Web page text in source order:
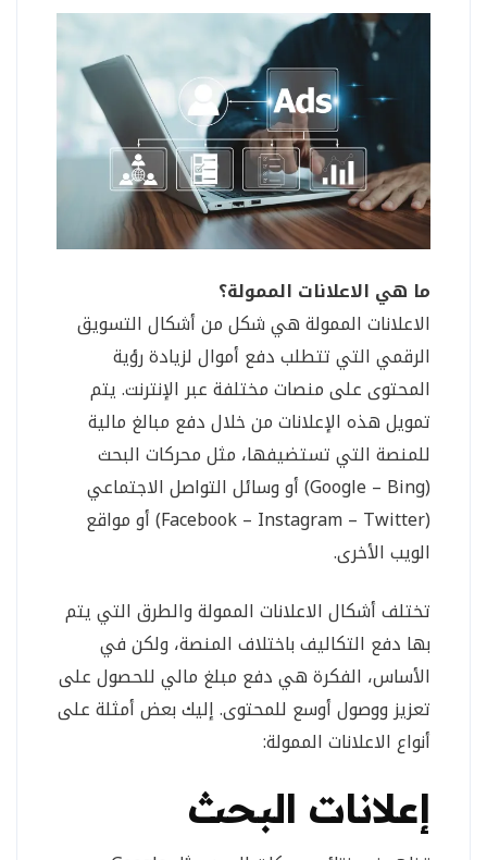
ما هي الاعلانات الممولة؟
الاعلانات الممولة هي شكل من أشكال التسويق
الرقمي التي تتطلب دفع أموال لزيادة رؤية
المحتوى على منصات مختلفة عبر الإنترنت. يتم
تمويل هذه الإعلانات من خلال دفع مبالغ مالية
للمنصة التي تستضيفها، مثل محركات البحث
(Google – Bing) أو وسائل التواصل الاجتماعي
(Facebook – Instagram – Twitter) أو مواقع
الويب الأخرى.
تختلف أشكال الاعلانات الممولة والطرق التي يتم
بها دفع التكاليف باختلاف المنصة، ولكن في
الأساس، الفكرة هي دفع مبلغ مالي للحصول على
تعزيز ووصول أوسع للمحتوى. إليك بعض أمثلة على
أنواع الاعلانات الممولة:
إعلانات البحث